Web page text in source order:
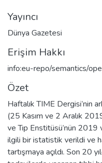
Yayıncı
Dünya Gazetesi
Erişim Hakkı
info:eu-repo/semantics/
Özet
Haftalık TIME Dergisi’nin
(25 Kasım ve 2 Aralık
ve Tıp Enstitüsü’nün
ilgili bir istatistik verildi ve
tartışmaya açıldı. Son 20